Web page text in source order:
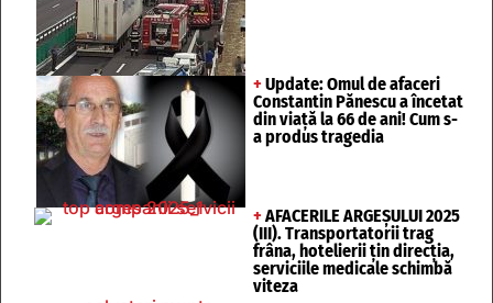
+ Update: Omul de afaceri
Constantin Pănescu a încetat
din viață la 66 de ani! Cum s-
a produs tragedia
+ AFACERILE ARGEȘULUI 2025
(III). Transportatorii trag
frâna, hotelierii țin direcția,
serviciile medicale schimbă
viteza